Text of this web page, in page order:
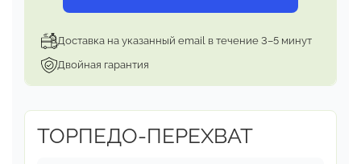
Доставка на указанный email в течение 3–5 минут
Двойная гарантия
ТОРПЕДО-ПЕРЕХВАТ